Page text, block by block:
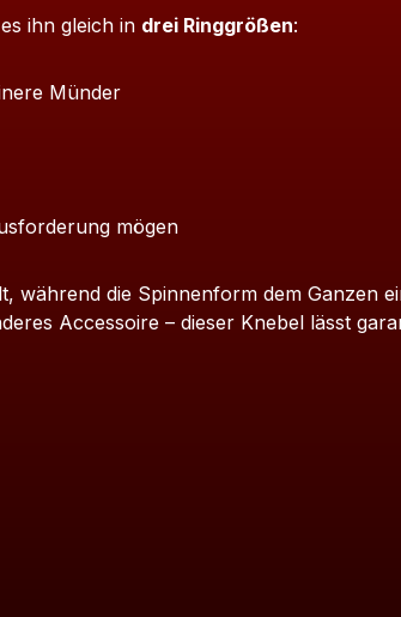
ihn gleich in drei Ringgrößen:
Münder
mögen
während die Spinnenform dem Ganzen
Accessoire – dieser Knebel lässt